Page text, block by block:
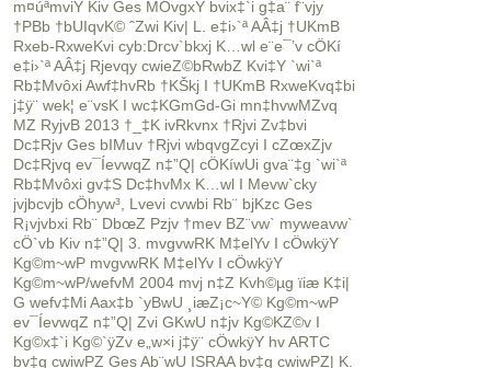
m¤úªmviY Kiv Ges MÖvgxY bvix‡`i g‡a¨ f¨vjy
†PBb †bUIqvK© ˆZwi Kiv| L. e‡i›`ª AÂ‡j †UKmB
Rxeb-RxweKvi cyb:Drcv`bkxj K…wl e¨e¯’v cÖKí
e‡i›`ª AÂ‡j Rjevqy cwieZ©bRwbZ Kvi‡Y `wi`ª
Rb‡Mvôxi Awf‡hvRb †KŠkj I †UKmB RxweKvq‡bi
j‡ÿ¨ wek¦ e¨vsK I wc‡KGmGd-Gi mn‡hvwMZvq
MZ RyjvB 2013 †_‡K ivRkvnx †Rjvi Zv‡bvi
Dc‡Rjv Ges bIMuv †Rjvi wbqvgZcyi I cZœxZjv
Dc‡Rjvq ev¯ÍevwqZ n‡”Q| cÖKíwUi gva¨‡g `wi`ª
Rb‡Mvôxi gv‡S Dc‡hvMx K…wl I Mevw`cky
jvjbcvjb cÖhyw³, Lvevi cvwbi Rb¨ bjKzc Ges
R¡vjvbxi Rb¨ DbœZ Pzjv †mev BZ¨vw` myweavw`
cÖ`vb Kiv n‡”Q| 3. mvgvwRK M‡elYv I cÖwkÿY
Kg©m~wP mvgvwRK M‡elYv I cÖwkÿY
Kg©m~wP/wefvM 2004 mvj n‡Z Kvh©µg ïiæ K‡i|
G wefv‡Mi Aax‡b `yBwU ¸iæZ¡c~Y© Kg©m~wP
ev¯ÍevwqZ n‡”Q| Zvi GKwU n‡jv Kg©KZ©v I
Kg©x‡`i Kg©`ÿZv e„w×i j‡ÿ¨ cÖwkÿY hv ARTC
bv‡g cwiwPZ Ges Ab¨wU ISRAA bv‡g cwiwPZ| K.